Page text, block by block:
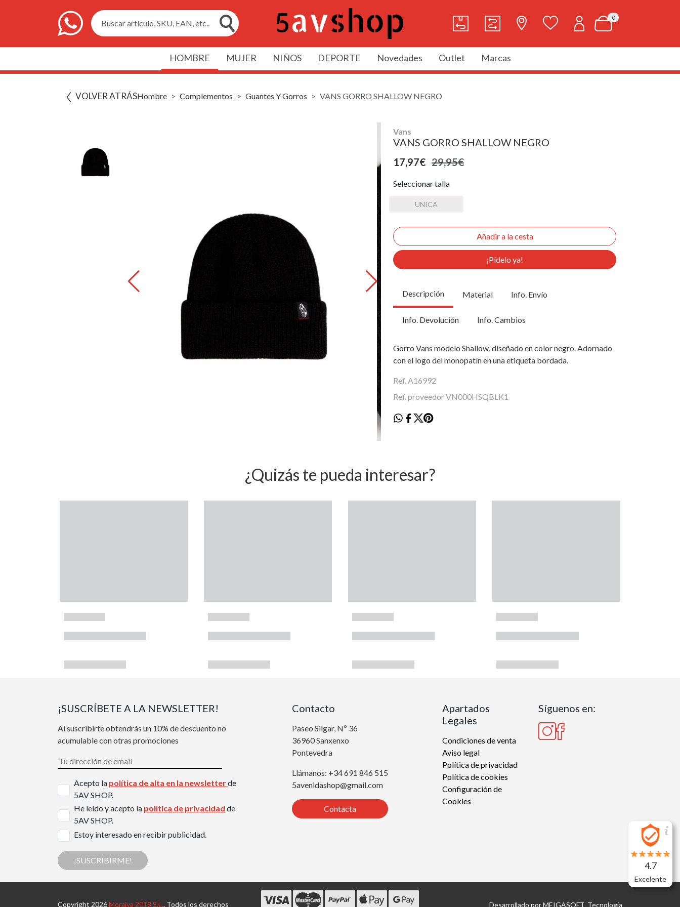
Buscar artículo, SKU, EAN, etc..
0
HOMBRE MUJER NIÑOS DEPORTE Novedades Outlet Marcas
VOLVER ATRÁSHombre Complementos Guantes Y Gorros VANS GORRO SHALLOW NEGRO
Vans
VANS GORRO SHALLOW NEGRO
17,97€ 29,95€
Seleccionar talla
UNICA
¡Pídelo ya!
Descripción Material Info. Envío
Info. Devolución Info. Cambios
Gorro Vans modelo Shallow, diseñado en color negro. Adornado
con el logo del monopatín en una etiqueta bordada.
Ref. A16992
Ref. proveedor VN000HSQBLK1
¿Quizás te pueda interesar?
¡SUSCRÍBETE A LA NEWSLETTER!
Al suscribirte obtendrás un 10% de descuento no
acumulable con otras promociones
Acepto la política de alta en la newsletterde
5AV SHOP.
He leído y acepto la política de privacidad de
5AV SHOP.
Estoy interesado en recibir publicidad.
¡SUSCRIBIRME!
Contacto
Paseo Silgar, Nº 36
36960 Sanxenxo
Pontevedra
Llámanos: +34 691 846 515
5avenidashop@gmail.com
Contacta
Apartados
Legales
Condiciones de venta
Aviso legal
Política de privacidad
Política de cookies
Configuración de
Cookies
Síguenos en:
Copyright 2026Moraiva 2018 S.L.. Todos los derechos Desarrollado porMEIGASOFT. Tecnología
4.7
Excelente